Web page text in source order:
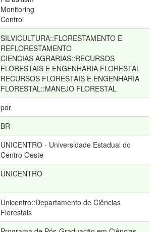
Monitoring
Control
SILVICULTURA::FLORESTAMENTO E
REFLORESTAMENTO
CIENCIAS AGRARIAS::RECURSOS
FLORESTAIS E ENGENHARIA FLORESTAL
RECURSOS FLORESTAIS E ENGENHARIA
FLORESTAL::MANEJO FLORESTAL
por
BR
UNICENTRO - Universidade Estadual do
Centro Oeste
UNICENTRO
Unicentro::Departamento de Ciências
Florestais